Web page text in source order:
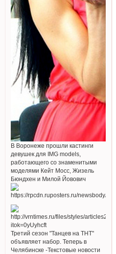
В Воронеже прошли кастинги
девушек для IMG models,
работающего со знаменитыми
моделями Кейт Мосс, Жизель
Бюндхен и Милой Йовович
Третий сезон "Танцев на ТНТ"
объявляет набор. Теперь в
Челябинске -Текстовые новости